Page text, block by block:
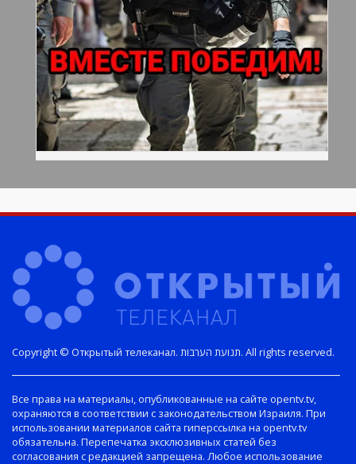
Copyright © Открытый телеканал. תנועת הערבות. All rights reserved.
Все права на материалы, опубликованные на сайте opentv.tv,
охраняются в соответствии с законодательством Израиля. При
использовании материалов сайта гиперссылка на opentv.tv
обязательна. Перепечатка эксклюзивных статей без
согласования с редакцией запрещена. Любое использование